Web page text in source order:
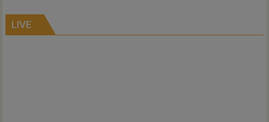
Hardenberg
LIVE